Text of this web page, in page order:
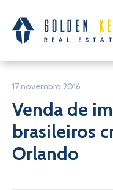
17 novembro 2016
Venda de
brasileiros
Orlando